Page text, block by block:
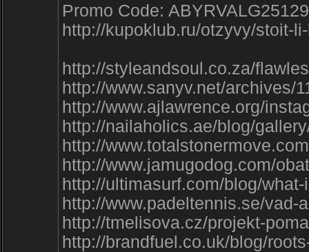
Promo Code:
http://kupoklub.ru/otzyvy/stoit-
http://styleandsoul.co.za/
http://www.sanyv.net/archives/
http://www.ajlawrence.org/
http://nailaholics.ae/blog/
http://
http://www.jamugodog.com/
http://ultimasurf.com/blog/
http://www.padeltennis.se/vad-
http://tmelisova.cz/projekt-
http://brandfuel.co.uk/blog/